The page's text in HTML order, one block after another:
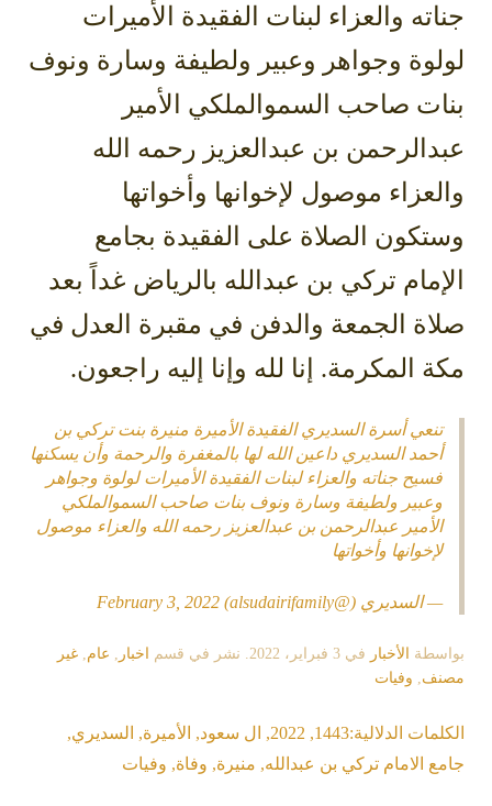
جناته والعزاء لبنات الفقيدة الأميرات
لولوة وجواهر وعبير ولطيفة وسارة ونوف
بنات صاحب السموالملكي الأمير
عبدالرحمن بن عبدالعزيز رحمه الله
والعزاء موصول لإخوانها وأخواتها
وستكون الصلاة على الفقيدة بجامع
الإمام تركي بن عبدالله بالرياض غداً بعد
صلاة الجمعة والدفن في مقبرة العدل في
مكة المكرمة. إنا لله وإنا إليه راجعون.
تنعي أسرة السديري الفقيدة الأميرة منيرة بنت تركي بن
أحمد السديري داعين الله لها بالمغفرة والرحمة وأن يسكنها
فسيح جناته والعزاء لبنات الفقيدة الأميرات لولوة وجواهر
وعبير ولطيفة وسارة ونوف بنات صاحب السموالملكي
الأمير عبدالرحمن بن عبدالعزيز رحمه الله والعزاء موصول
لإخوانها وأخواتها
— السديري (@alsudairifamily) February 3, 2022
بواسطة الأخبار في 3 فبراير، 2022 . نشر في قسم اخبار عام غير
مصنف
وفيات
الكلمات الدلالية:1443
,
2022
, ال سعود, الأميرة, السديري,
جامع الامام تركي بن عبدالله, منيرة, وفاة, وفيات